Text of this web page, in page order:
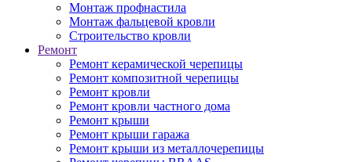
Монтаж профнастила
Монтаж фальцевой кровли
Строительство кровли
Ремонт
Ремонт керамической черепицы
Ремонт композитной черепицы
Ремонт кровли
Ремонт кровли частного дома
Ремонт крыши
Ремонт крыши гаража
Ремонт крыши из металлочерепицы